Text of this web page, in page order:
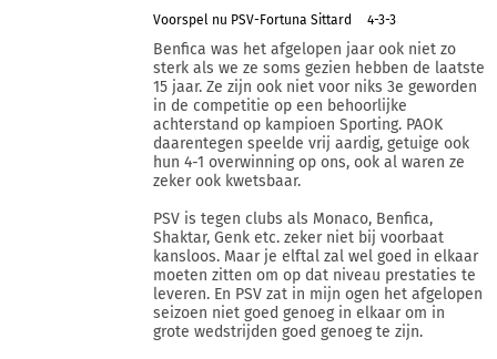
Voorspel nu PSV-Fortuna Sittard
4-3-3
Benfica was het afgelopen jaar ook niet zo
sterk als we ze soms gezien hebben de laatste
15 jaar. Ze zijn ook niet voor niks 3e geworden
in de competitie op een behoorlijke
achterstand op kampioen Sporting. PAOK
daarentegen speelde vrij aardig, getuige ook
hun 4-1 overwinning op ons, ook al waren ze
zeker ook kwetsbaar.
PSV is tegen clubs als Monaco, Benfica,
Shaktar, Genk etc. zeker niet bij voorbaat
kansloos. Maar je elftal zal wel goed in elkaar
moeten zitten om op dat niveau prestaties te
leveren. En PSV zat in mijn ogen het afgelopen
seizoen niet goed genoeg in elkaar om in
grote wedstrijden goed genoeg te zijn.